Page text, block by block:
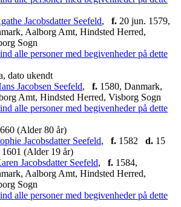
Jacobsdatter Seefeld, f. 20 jun. 1579,
Aalborg Amt, Hindsted Herred,
Sogn
dato ukendt
Jacobsen Seefeld, f. 1580, Danmark,
Amt, Hindsted Herred, Visborg Sogn
(Alder 80 år)
Jacobsdatter Seefeld, f. 1582 d. 15
1601 (Alder 19 år)
Jacobsdatter Seefeld, f. 1584,
Aalborg Amt, Hindsted Herred,
Sogn